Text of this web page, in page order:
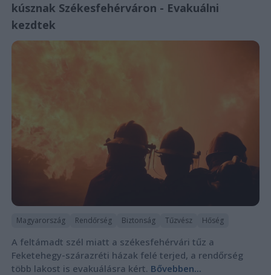
kúsznak Székesfehérváron - Evakuálni
kezdtek
Magyarország Rendőrség Biztonság Tűzvész Hőség
A feltámadt szél miatt a székesfehérvári tűz a
Feketehegy-szárazréti házak felé terjed, a rendőrség
több lakost is evakuálásra kért. Bővebben...